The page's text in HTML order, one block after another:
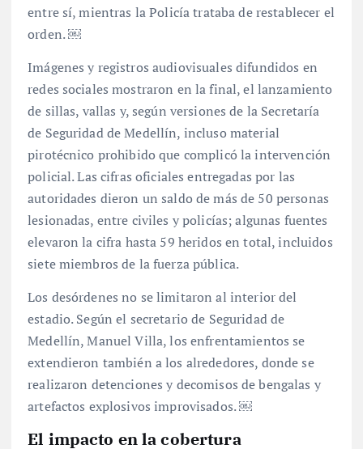
entre sí, mientras la Policía trataba de restablecer el
orden. ￼
Imágenes y registros audiovisuales difundidos en
redes sociales mostraron en la final, el lanzamiento
de sillas, vallas y, según versiones de la Secretaría
de Seguridad de Medellín, incluso material
pirotécnico prohibido que complicó la intervención
policial. Las cifras oficiales entregadas por las
autoridades dieron un saldo de más de 50 personas
lesionadas, entre civiles y policías; algunas fuentes
elevaron la cifra hasta 59 heridos en total, incluidos
siete miembros de la fuerza pública.
Los desórdenes no se limitaron al interior del
estadio. Según el secretario de Seguridad de
Medellín, Manuel Villa, los enfrentamientos se
extendieron también a los alrededores, donde se
realizaron detenciones y decomisos de bengalas y
artefactos explosivos improvisados. ￼
El impacto en la cobertura